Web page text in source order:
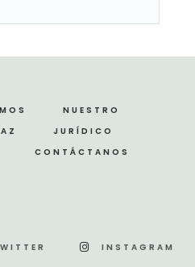
NUESTRO
JURÍDICO
CONTÁCTANOS
INSTAGRAM